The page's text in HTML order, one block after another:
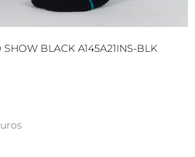
BLACK A145A21INS-BLK